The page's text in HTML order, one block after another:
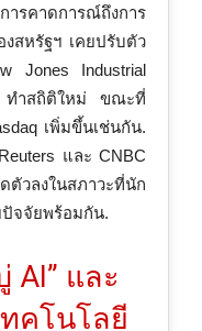
ารคาดการณ์ถึงการ
สหรัฐฯ เคยปรับตัว
Jones Industrial
ทำสถิติใหม่ ขณะที่
เพิ่มขึ้นเช่นกัน.
และ CNBC
วลงในสภาวะที่นัก
ปัจจัยพร้อมกัน.
AI” และ
คโนโลยี